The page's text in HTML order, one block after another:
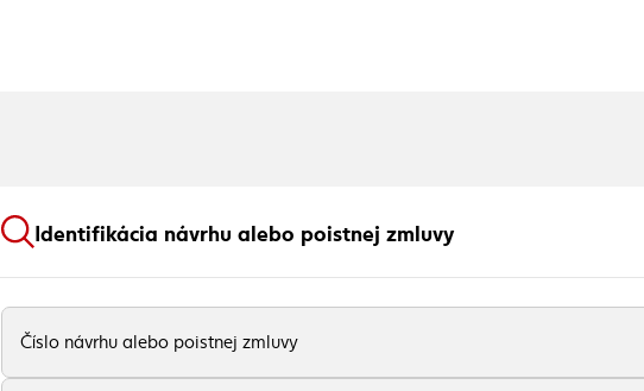
Identifikácia návrhu alebo poistnej zmluvy
Číslo návrhu alebo poistnej zmluvy